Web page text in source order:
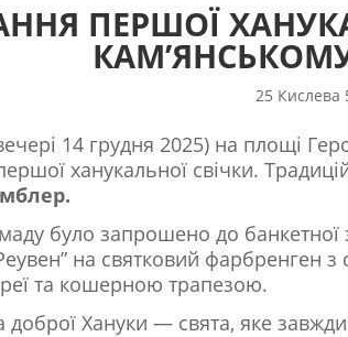
ПЕРШОЇ
25 Кислева
14 грудня 2025) на площі
ханукальної свічки.
було запрошено до банкетної
на святковий фарбренген
та кошерною трапезою.
доброї Хануки — свята, яке